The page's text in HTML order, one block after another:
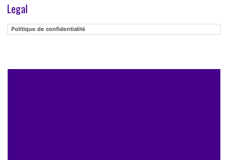
Legal
Politique de confidentialité